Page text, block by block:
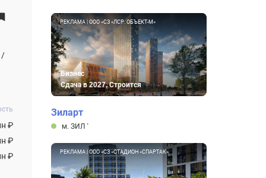
/
₽
₽
₽
РЕКЛАМА | ООО «СЗ «ЛСР. ОБЪЕКТ-М»
Бизнес
Сдача в 2027, Строится
Зиларт
м. ЗИЛ `
РЕКЛАМА | ООО «СЗ «СТАДИОН «СПАРТАК»